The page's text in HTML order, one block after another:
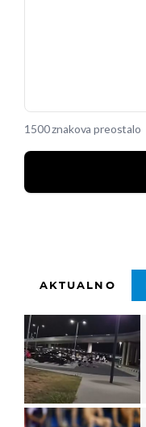
1500 znakova preostalo
AKTUALNO